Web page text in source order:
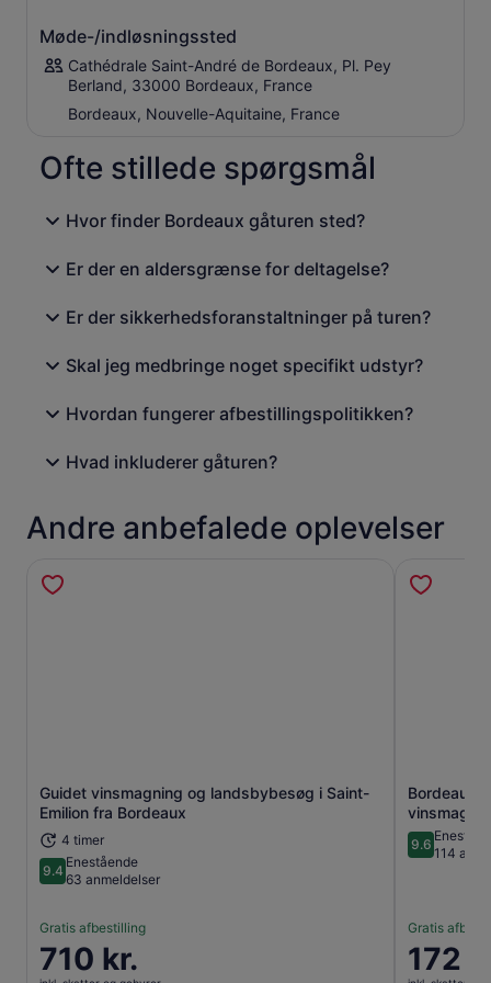
Møde-/indløsningssted
Cathédrale Saint-André de Bordeaux, Pl. Pey
Berland, 33000 Bordeaux, France
Bordeaux, Nouvelle-Aquitaine, France
Ofte stillede spørgsmål
Hvor finder Bordeaux gåturen sted?
Er der en aldersgrænse for deltagelse?
Er der sikkerhedsforanstaltninger på turen?
Skal jeg medbringe noget specifikt udstyr?
Hvordan fungerer afbestillingspolitikken?
Hvad inkluderer gåturen?
Andre anbefalede oplevelser
Guidet vinsmagning og landsbybesøg i Saint-
Emilion fra Bordeaux
4 timer
9.49.4 ud af 10
Enestående
63 anmeldelser
Gratis afbestilling
Prisen
er
710 kr.
Åbner i en ny fane
Bordeaux:
9.69.6 ud af
114
Gratis
Prisen
er
172